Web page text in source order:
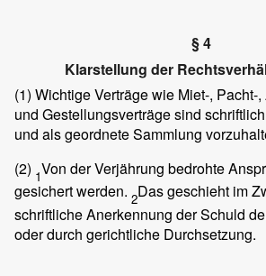
§ 4
Klarstellung der
(1) Wichtige Verträge wie Miet-, Pacht-
und Gestellungsverträge sind
und als geordnete Sammlung
(2) 1Von der Verjährung bedrohte
gesichert werden. 2Das geschieht im
schriftliche Anerkennung der Schuld
oder durch gerichtliche Durchsetzung.